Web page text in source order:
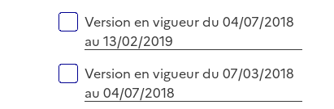
Version en vigueur du 04/07/2018
au 13/02/2019
Version en vigueur du 07/03/2018
au 04/07/2018